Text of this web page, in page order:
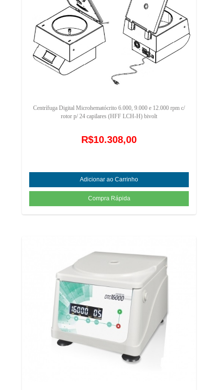
Centrífuga Digital Microhematócrito 6.000, 9.000 e 12.000 rpm c/
rotor p/ 24 capilares (HFF LCH-H) bivolt
R$10.308,00